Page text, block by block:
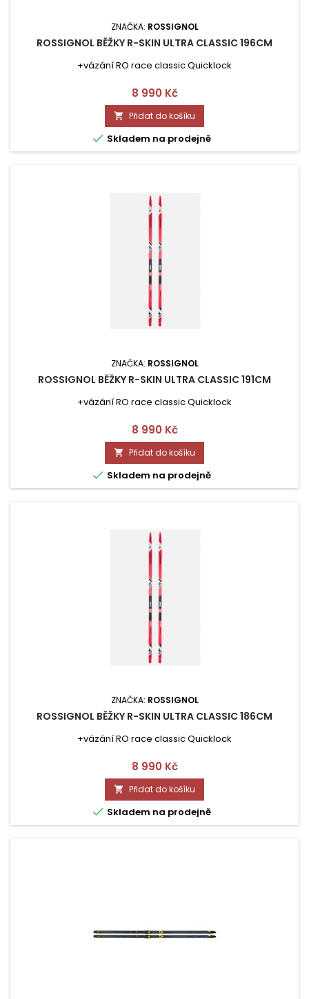
ZNAČKA: ROSSIGNOL
ROSSIGNOL BĚŽKY R-SKIN ULTRA CLASSIC 196CM
+vázání RO race classic Quicklock
Cena
8 990 Kč
 Přidat do košíku
 Skladem na prodejně
ZNAČKA: ROSSIGNOL
ROSSIGNOL BĚŽKY R-SKIN ULTRA CLASSIC 191CM
+vázání RO race classic Quicklock
Cena
8 990 Kč
 Přidat do košíku
 Skladem na prodejně
ZNAČKA: ROSSIGNOL
ROSSIGNOL BĚŽKY R-SKIN ULTRA CLASSIC 186CM
+vázání RO race classic Quicklock
Cena
8 990 Kč
 Přidat do košíku
 Skladem na prodejně